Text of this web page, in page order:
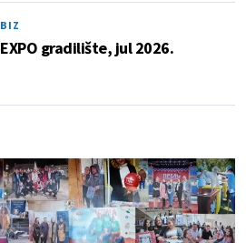
BIZ
EXPO gradilište, jul 2026.